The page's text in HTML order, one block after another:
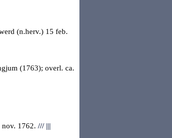
(n.herv.) 15 feb.
(1763); overl. ca.
nov. 1762. ///|||